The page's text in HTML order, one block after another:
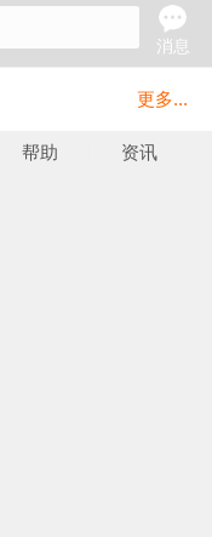
消息
更多...
帮助 资讯